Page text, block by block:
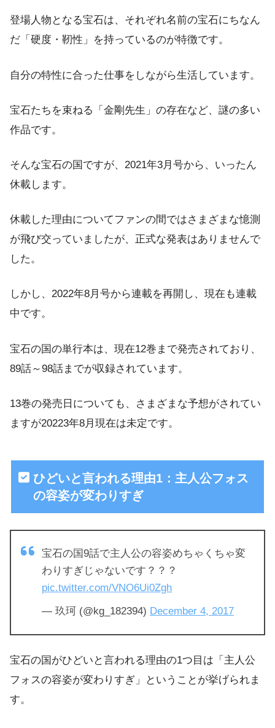
登場人物となる宝石は、それぞれ名前の宝石にちなん
だ「硬度・靭性」を持っているのが特徴です。
自分の特性に合った仕事をしながら生活しています。
宝石たちを束ねる「金剛先生」の存在など、謎の多い
作品です。
そんな宝石の国ですが、2021年3月号から、いったん
休載します。
休載した理由についてファンの間ではさまざまな憶測
が飛び交っていましたが、正式な発表はありませんで
した。
しかし、2022年8月号から連載を再開し、現在も連載
中です。
宝石の国の単行本は、現在12巻まで発売されており、
89話～98話までが収録されています。
13巻の発売日についても、さまざまな予想がされてい
ますが20223年8月現在は未定です。
ひどいと言われる理由1：主人公フォス
の容姿が変わりすぎ
宝石の国9話で主人公の容姿めちゃくちゃ変
わりすぎじゃないです？？？
pic.twitter.com/VNO6Ui0Zgh
— 玖珂 (@kg_182394) December 4, 2017
宝石の国がひどいと言われる理由の1つ目は「主人公
フォスの容姿が変わりすぎ」ということが挙げられま
す。